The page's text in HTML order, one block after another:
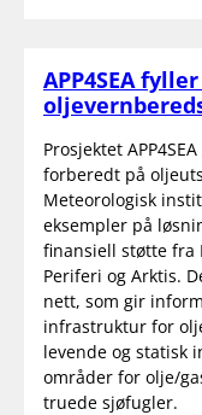
APP4SEA
Prosjektet
forberedt på
Meteorologisk
eksempler på
finansiell støtte fra
Periferi og Arktis.
nett, som gir
infrastruktur for
levende og statisk
områder for olje/
truede sjøfugler.